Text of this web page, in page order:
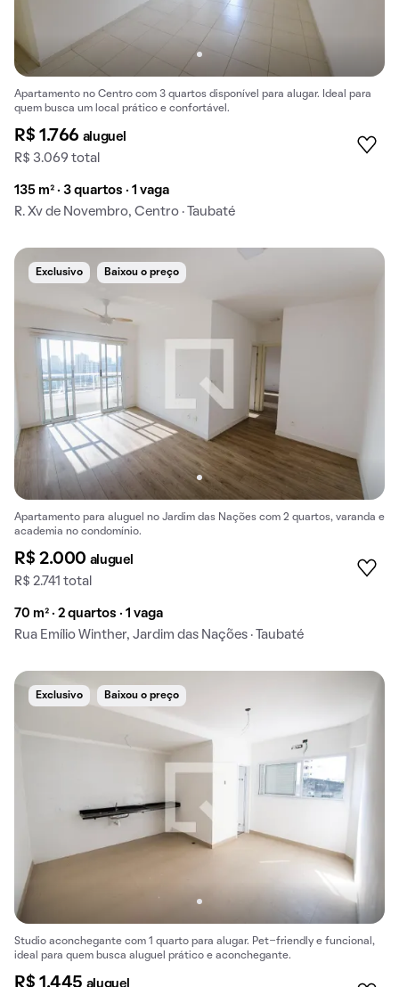
Apartamento no Centro com 3 quartos disponível para alugar. Ideal para
quem busca um local prático e confortável.
R$ 1.766 aluguel
R$ 3.069 total
135 m² · 3 quartos · 1 vaga
R. Xv de Novembro, Centro · Taubaté
Exclusivo Baixou o preço
Apartamento para aluguel no Jardim das Nações com 2 quartos, varanda e
academia no condomínio.
R$ 2.000 aluguel
R$ 2.741 total
70 m² · 2 quartos · 1 vaga
Rua Emílio Winther, Jardim das Nações · Taubaté
Exclusivo Baixou o preço
Studio aconchegante com 1 quarto para alugar. Pet-friendly e funcional,
ideal para quem busca aluguel prático e aconchegante.
R$ 1.445 aluguel